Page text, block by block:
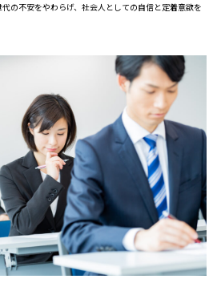
の不安をやわらげ、社会人としての自信と定着意欲を